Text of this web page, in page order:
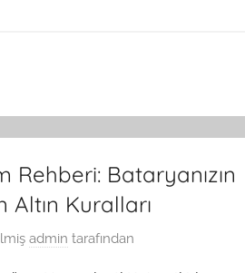
Rehberi: Bataryanızın
Altın Kuralları
admin tarafından